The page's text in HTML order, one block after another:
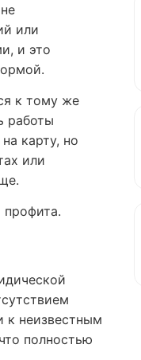
или
и это
к тому же
работы
карту, но
или
к неизвестным
полностью